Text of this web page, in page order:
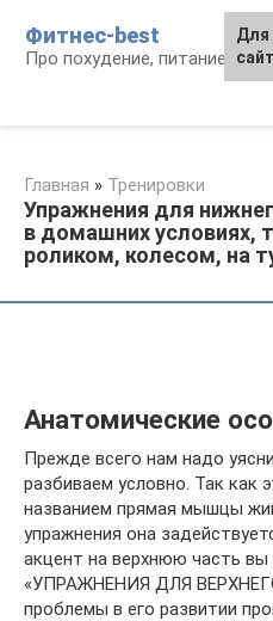
контенту
Фитнес-best
Про похудение, питание и
Главная » Тренировки
Упражнения для
в домашних условиях,
роликом, колесом, на
Анатомические
Прежде всего нам надо
разбиваем условно. Так как
названием прямая мышцы
упражнения она
акцент на верхнюю часть
«УПРАЖНЕНИЯ ДЛЯ
проблемы в его развитии
Для